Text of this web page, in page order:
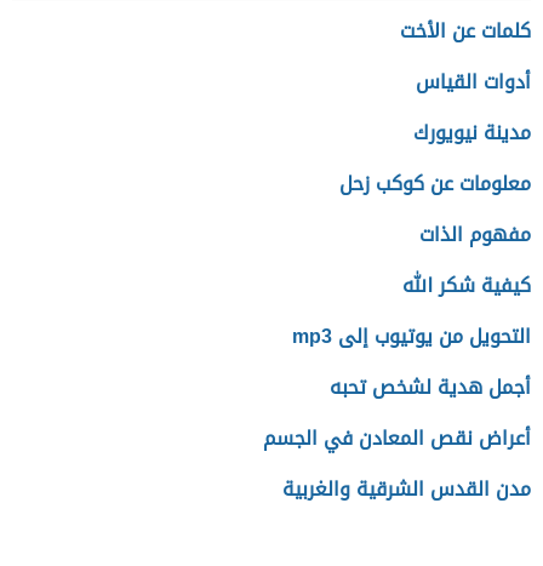
كلمات عن الأخت
أدوات القياس
مدينة نيويورك
معلومات عن كوكب زحل
مفهوم الذات
كيفية شكر الله
التحويل من يوتيوب إلى mp3
أجمل هدية لشخص تحبه
أعراض نقص المعادن في الجسم
مدن القدس الشرقية والغربية